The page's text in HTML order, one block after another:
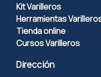
Kit Varilleros
Herramientas
Tienda online
Cursos Varilleros
Dirección